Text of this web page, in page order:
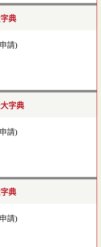
典
申請)
字典
申請)
典
申請)